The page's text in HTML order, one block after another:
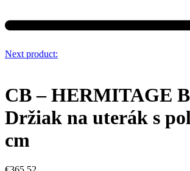
Next product:
CB – HERMITAGE
Držiak na uterák s
cm